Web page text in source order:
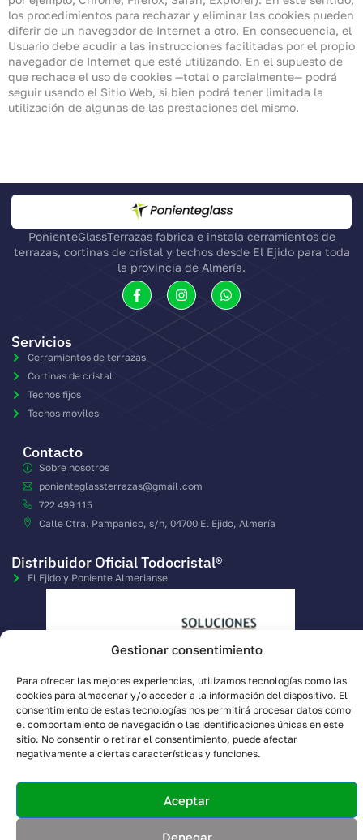
Gestionar consentimiento
Para ofrecer las mejores experiencias, utilizamos tecnologías como las
cookies para almacenar y/o acceder a la información del dispositivo. El
consentimiento de estas tecnologías nos permitirá procesar datos como
el comportamiento de navegación o las identificaciones únicas en este
sitio. No consentir o retirar el consentimiento, puede afectar
negativamente a ciertas características y funciones.
Aceptar
Denegar
los procedimientos para rechazar y eliminar las cookies pueden
diferir de un navegador de Internet a otro. En consecuencia, el
Usuario debe acudir a las instrucciones facilitadas por el propio
navegador de Internet que esté utilizando. En el supuesto de
que rechace el uso de cookies —total o parcialmente— podrá
seguir usando el Sitio Web, si bien podrá tener limitada la
utilización de algunas de las prestaciones del mismo.
PonienteGlassTerrazas fabrica e instala cerramientos de
terrazas, cortinas de cristal y techos desde El Ejido para toda
la provincia de Almería.
Servicios
Cerramientos de terrazas
Cortinas de cristal
Techos fijos
Techos moviles
Contacto
Sobre nosotros
ponienteglassterrazas@gmail.com
722 499 115
Calle Ctra. Pampanico, s/n, 04700 El Ejido, Almería
Distribuidor Oficial Todocristal®
El Ejido y Poniente Almerianse
Copyright © 2026 Ponienteglass Terrazas
Web creada por Jose Puerta